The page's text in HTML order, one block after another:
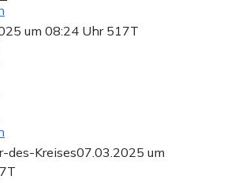
um 08:24 Uhr 517T
des-Kreises07.03.2025 um